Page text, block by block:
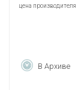
цена производителя
В Архиве